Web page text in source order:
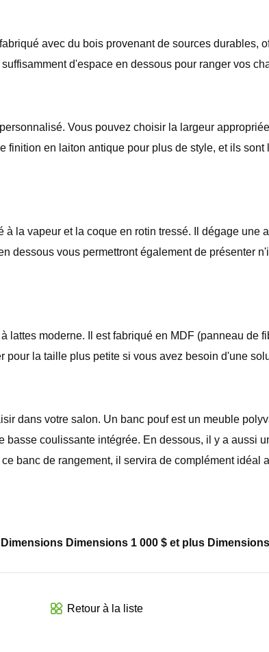
avec du bois provenant de sources durables,
d'espace en dessous pour ranger vos
Vous pouvez choisir la largeur
en laiton antique pour plus de style, et ils
la vapeur et la coque en rotin tressé. Il dégage
dessous vous permettront également de présenter
moderne. Il est fabriqué en MDF (panneau de
la taille plus petite si vous avez besoin d'une
dans votre salon. Un banc pouf est un meuble
coulissante intégrée. En dessous, il y a aussi
banc de rangement, il servira de complément idéal
Dimensions 1 000 $ et plus
Retour à la liste